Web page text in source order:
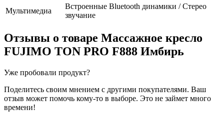
Мультимедиа
Встроенные Bluetooth динамики / Стерео
звучание
Отзывы о товаре Массажное кресло
FUJIMO TON PRO F888 Имбирь
Уже пробовали продукт?
Поделитесь своим мнением с другими покупателями. Ваш
отзыв может помочь кому-то в выборе. Это не займет много
времени!